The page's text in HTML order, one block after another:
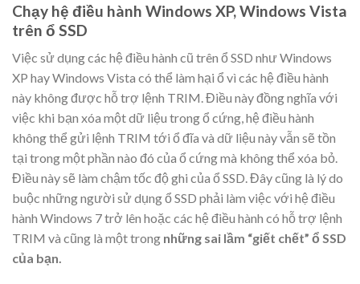
Chạy hệ điều hành Windows XP, Windows Vista
trên ổ SSD
Việc sử dụng các hệ điều hành cũ trên ổ SSD như Windows
XP hay Windows Vista có thể làm hại ổ vì các hệ điều hành
này không được hỗ trợ lệnh TRIM. Điều này đồng nghĩa với
việc khi bạn xóa một dữ liệu trong ổ cứng, hệ điều hành
không thể gửi lệnh TRIM tới ổ đĩa và dữ liệu này vẫn sẽ tồn
tại trong một phần nào đó của ổ cứng mà không thể xóa bỏ.
Điều này sẽ làm chậm tốc độ ghi của ổ SSD. Đây cũng là lý do
buộc những người sử dụng ổ SSD phải làm việc với hệ điều
hành Windows 7 trở lên hoặc các hệ điều hành có hỗ trợ lệnh
TRIM và cũng là một trong những sai lầm “giết chết” ổ SSD
của bạn.